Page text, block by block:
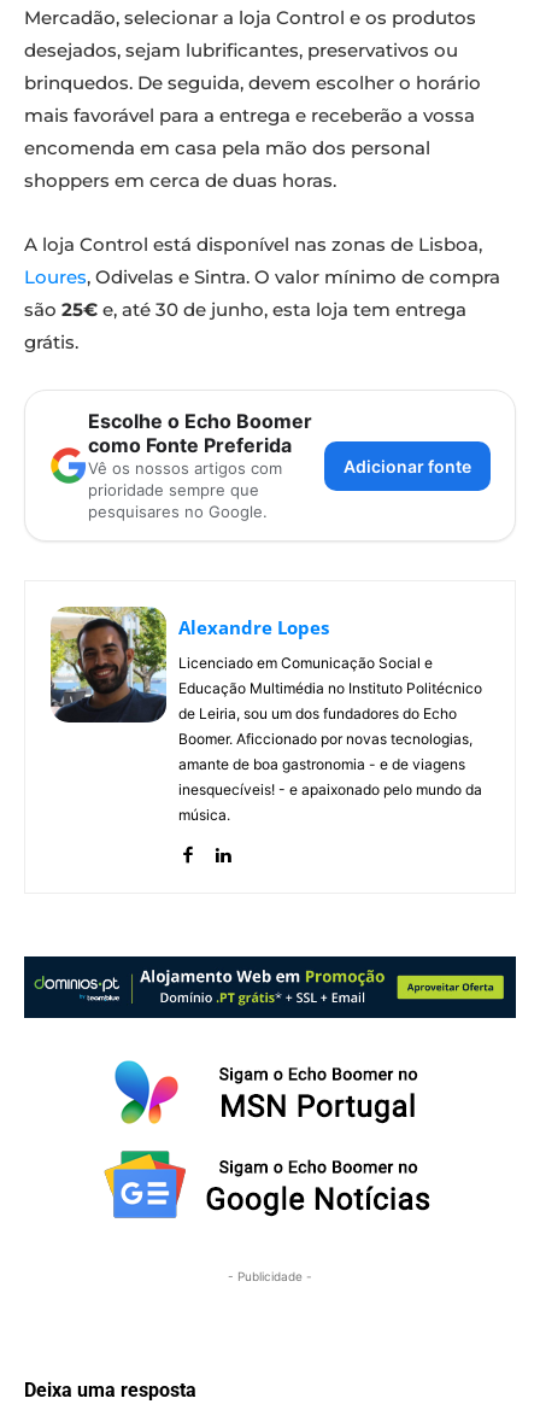
Mercadão, selecionar a loja Control e os produtos
desejados, sejam lubrificantes, preservativos ou
brinquedos. De seguida, devem escolher o horário
mais favorável para a entrega e receberão a vossa
encomenda em casa pela mão dos personal
shoppers em cerca de duas horas.
A loja Control está disponível nas zonas de Lisboa,
Loures, Odivelas e Sintra. O valor mínimo de compra
são 25€ e, até 30 de junho, esta loja tem entrega
grátis.
Escolhe o Echo Boomer
como Fonte Preferida
Vê os nossos artigos com
prioridade sempre que
pesquisares no Google.
Adicionar fonte
Alexandre Lopes
Licenciado em Comunicação Social e
Educação Multimédia no Instituto Politécnico
de Leiria, sou um dos fundadores do Echo
Boomer. Aficcionado por novas tecnologias,
amante de boa gastronomia - e de viagens
inesquecíveis! - e apaixonado pelo mundo da
música.
- Publicidade -
Deixa uma resposta